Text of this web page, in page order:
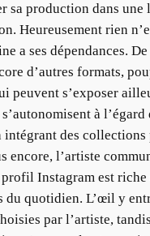
sa production dans une
Heureusement rien
a ses dépendances. De
d’autres formats,
peuvent s’exposer
à l’égard
intégrant des collections
encore, l’artiste
Instagram est riche
du quotidien. L’œil y
par l’artiste,